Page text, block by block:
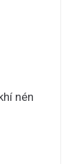
nén